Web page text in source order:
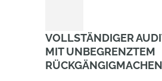
VOLLSTÄNDIGER
MIT UNBEGRENZTEM